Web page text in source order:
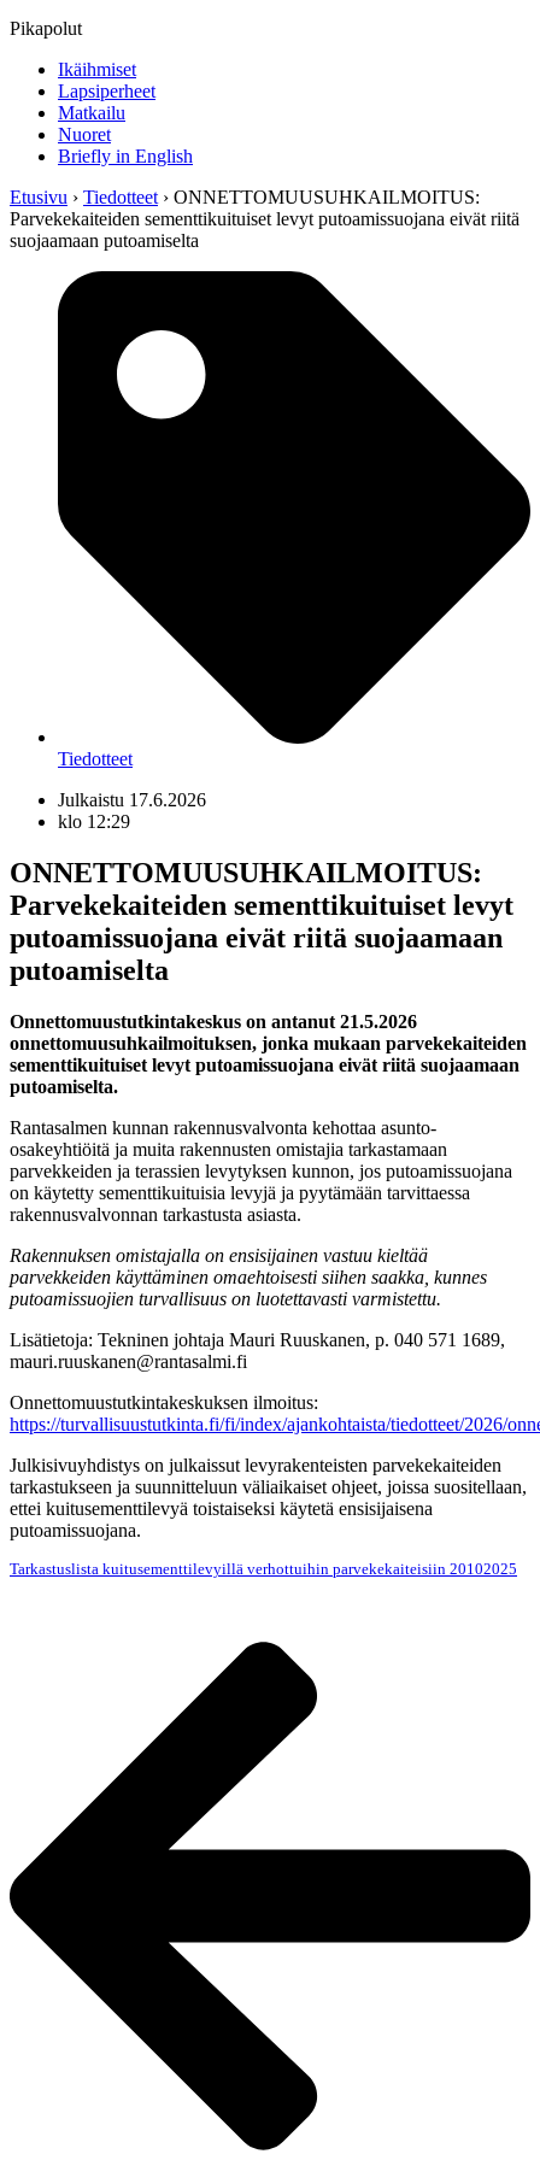
Pikapolut
Ikäihmiset
Lapsiperheet
Matkailu
Nuoret
Briefly in English
Etusivu › Tiedotteet › ONNETTOMUUSUHKAILMOITUS:
Parvekekaiteiden sementtikuituiset levyt putoamissuojana eivät riitä
suojaamaan putoamiselta
Tiedotteet
Julkaistu 17.6.2026
klo 12:29
ONNETTOMUUSUHKAILMOITUS:
Parvekekaiteiden sementtikuituiset levyt
putoamissuojana eivät riitä suojaamaan
putoamiselta
Onnettomuustutkintakeskus on antanut 21.5.2026
onnettomuusuhkailmoituksen, jonka mukaan parvekekaiteiden
sementtikuituiset levyt putoamissuojana eivät riitä suojaamaan
putoamiselta.
Rantasalmen kunnan rakennusvalvonta kehottaa asunto-
osakeyhtiöitä ja muita rakennusten omistajia tarkastamaan
parvekkeiden ja terassien levytyksen kunnon, jos putoamissuojana
on käytetty sementtikuituisia levyjä ja pyytämään tarvittaessa
rakennusvalvonnan tarkastusta asiasta.
Rakennuksen omistajalla on ensisijainen vastuu kieltää
parvekkeiden käyttäminen omaehtoisesti siihen saakka, kunnes
putoamissuojien turvallisuus on luotettavasti varmistettu.
Lisätietoja: Tekninen johtaja Mauri Ruuskanen, p. 040 571 1689,
mauri.ruuskanen@rantasalmi.fi
Onnettomuustutkintakeskuksen ilmoitus:
https://turvallisuustutkinta.fi/fi/index/ajankohtaista/tiedotteet/2026/
Julkisivuyhdistys on julkaissut levyrakenteisten parvekekaiteiden
tarkastukseen ja suunnitteluun väliaikaiset ohjeet, joissa suositellaan,
ettei kuitusementtilevyä toistaiseksi käytetä ensisijaisena
putoamissuojana.
Tarkastuslista kuitusementtilevyillä verhottuihin parvekekaiteisiin 20102025